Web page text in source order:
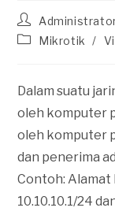
Post
author:
PostMikrotik /
Dalam suatu
oleh komputer
oleh komputer
dan penerima
Contoh:
10.10.10.1/24